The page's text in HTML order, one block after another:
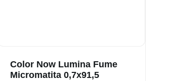
Color Now Lumina Fume
Micromatita 0,7x91,5